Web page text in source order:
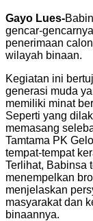
Gayo Lues-
gencar-
penerimaan
wilayah binaan.
Kegiatan ini
generasi muda
memiliki minat
Seperti yang
memasang
Tamtama PK
tempat-tempat
Terlihat, Babinsa
menempelkan
menjelaskan
masyarakat dan
binaannya.